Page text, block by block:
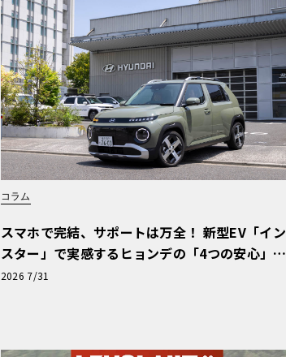
コラム
スマホで完結、サポートは万全！ 新型EV「イン
スター」で実感するヒョンデの「4つの安心」
【第1回・ヒョンデ6つの疑問：Why? Hyunda
2026 7/31